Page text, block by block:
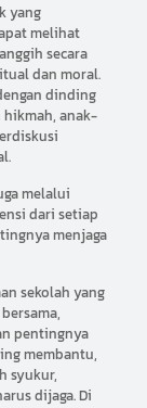
yang
melihat
secara
dan moral.
dinding
anak-
melalui
dari setiap
menjaga
sekolah yang
pentingnya
membantu,
syukur,
dijaga. Di